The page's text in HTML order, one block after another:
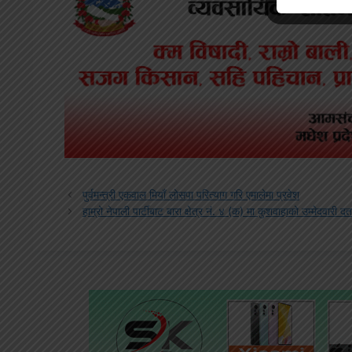
पुर्वमन्त्री एकवाल मियाँ लोसपा परित्याग गरि एमालेमा प्रवेश
हाम्रो नेपाली पार्टीबाट बारा क्षेत्र नं. ४ (क) मा कुशवाहाको उम्मेदवारी